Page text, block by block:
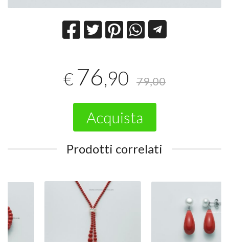
€ 76,90 79,00
Acquista
Prodotti correlati